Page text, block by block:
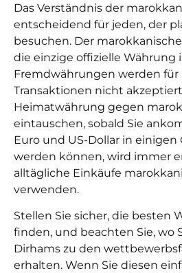
Das Verständnis der
entscheidend für jeden, der
besuchen. Der
die einzige offizielle Währung
Fremdwährungen werden für
Transaktionen nicht
Heimatwährung gegen
eintauschen, sobald Sie
Euro und US-Dollar in
werden können, wird immer
alltägliche Einkäufe
verwenden.
Stellen Sie sicher, die besten
finden, und beachten Sie, wo
Dirhams zu den
erhalten. Wenn Sie diesen